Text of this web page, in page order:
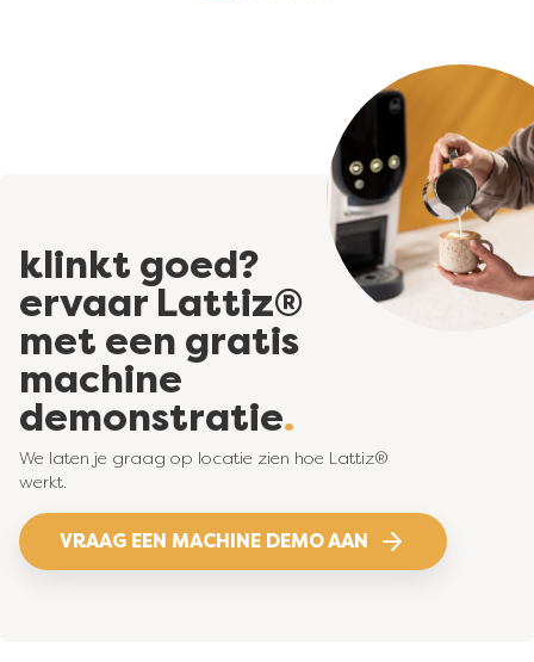
klinkt goed?
ervaar Lattiz®
met een gratis
machine
demonstratie
We laten je graag op locatie zien hoe Lattiz®
werkt.
VRAAG EEN MACHINE DEMO AAN